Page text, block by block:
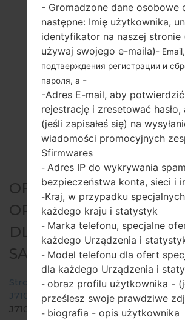
OFICJALNE
OPROGRAMOWANIE
DLA: SM-J710MN -
SAMSUNGGALAXY J7
Strona startowa →Galaxy J7 2016 →
J710MN →SM-
- Gromadzone dane osobowe
następne: Imię użytkownika,
identyfikator na naszej stronie
używaj swojego e-maila)-
подтверждения регистрации и
пароля, а -
-Adres E-mail, aby potwierdzić
rejestrację i zresetować hasło,
(jeśli zapisałeś się) na
wiadomości promocyjnych
Sfirmwares
- Adres IP do wykrywania
bezpieczeństwa konta, sieci i
-Kraj, w przypadku
każdego kraju i statystyk
- Marka telefonu, specjalne
każdego Urządzenia i
- Model telefonu dla ofert
dla każdego Urządzenia i
- obraz profilu użytkownika -
prześlesz swoje prawdziwe
- biografia - opis użytkownika